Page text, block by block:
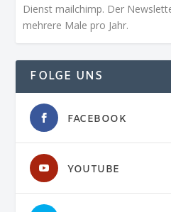
Dienst mailchimp. Der
mehrere Male pro Jahr.
FOLGE UNS
FACEBOOK
YOUTUBE